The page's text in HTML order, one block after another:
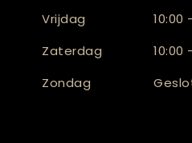
Vrijdag
10:00
Zaterdag
10:00
Zondag